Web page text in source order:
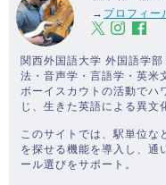
→ プロフィー
関西外国語大学 外国語学
法・音声学・言語学・英米
ボーイスカウトの活動でハ
じ、生きた英語による異文
このサイトでは、駅単位な
を探せる機能を導入し、通
ール選びをサポート。